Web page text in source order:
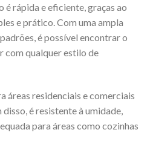
rápida e eficiente, graças ao
e prático. Com uma ampla
é possível encontrar o
com qualquer estilo de
áreas residenciais e comerciais
é resistente à umidade,
para áreas como cozinhas